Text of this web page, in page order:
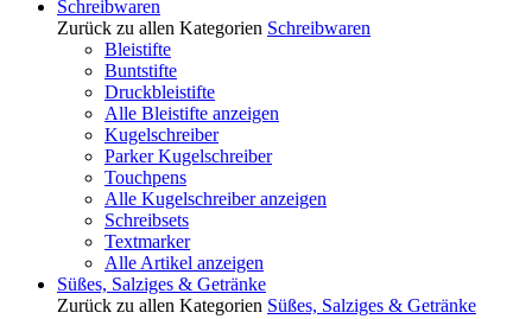
Schreibwaren
Zurück zu allen Kategorien Schreibwaren
Bleistifte
Buntstifte
Druckbleistifte
Alle Bleistifte anzeigen
Kugelschreiber
Parker Kugelschreiber
Touchpens
Alle Kugelschreiber anzeigen
Schreibsets
Textmarker
Alle Artikel anzeigen
Süßes, Salziges & Getränke
Zurück zu allen Kategorien Süßes, Salziges & Getränke